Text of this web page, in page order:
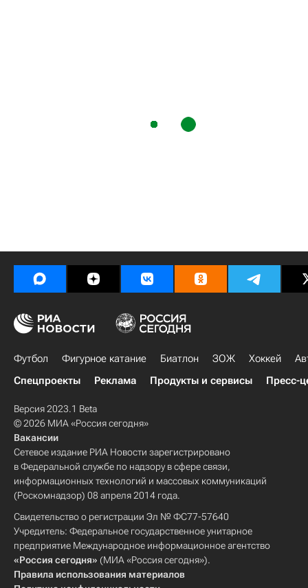
Футбол Фигурное катание Биатлон ЗОЖ Хоккей
Спецпроекты
Реклама Продукты и сервисы Пресс-
Версия 2023.1 Beta
© 2026 МИА «Россия сегодня»
Вакансии
Сетевое издание РИА Новости зарегистрировано
в Федеральной службе по надзору в сфере связи,
информационных технологий и массовых коммуникаций
(Роскомнадзор) 08 апреля 2014 года.
Свидетельство о регистрации Эл № ФС77-57640
Учредитель: Федеральное государственное унитарное
предприятие Международное информационное агентство
«Россия сегодня» (МИА «Россия сегодня»).
Правила использования материалов